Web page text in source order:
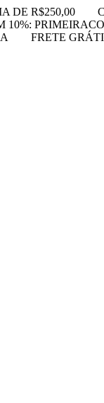
DE R$250,00
10%:
FRETE